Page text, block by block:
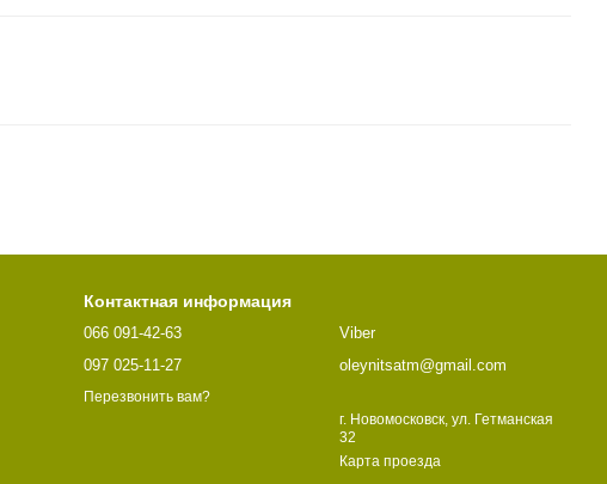
Контактная информация
066 091-42-63
097 025-11-27
Перезвонить вам?
Viber
oleynitsatm@gmail.com
г. Новомосковск, ул. Гетманская
32
Карта проезда